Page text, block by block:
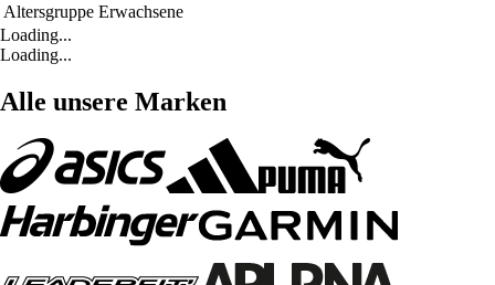
Altersgruppe Erwachsene
Loading...
Loading...
Alle unsere Marken